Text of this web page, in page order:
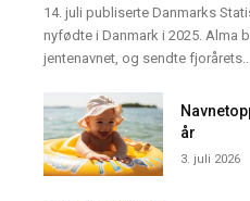
14. juli publiserte Danmarks
nyfødte i Danmark i 2025. Alma
jentenavnet, og sendte fjorårets...
år
3. juli 2026